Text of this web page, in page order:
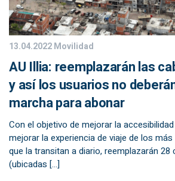
13.04.2022Movilidad
AU Illia: reemplazarán las
y así los usuarios no
marcha para abonar
Con el objetivo de mejorar la
mejorar la experiencia de viaje de los
que la transitan a diario, reemplazarán 28
(ubicadas […]